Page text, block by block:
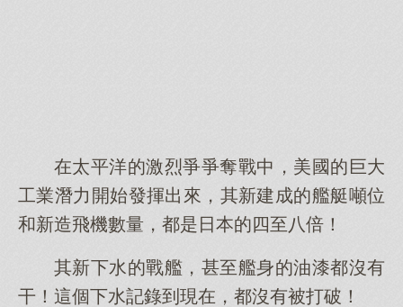
在太平洋的激烈爭爭奪戰中，美國的巨大
工業潛力開始發揮出來，其新建成的艦艇噸位
和新造飛機數量，都是日本的四至八倍！
其新下水的戰艦，甚至艦身的油漆都沒有
干！這個下水記錄到現在，都沒有被打破！